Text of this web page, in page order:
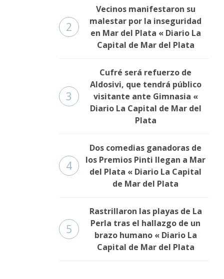
2
Vecinos manifestaron su
malestar por la inseguridad
en Mar del Plata « Diario La
Capital de Mar del Plata
3
Cufré será refuerzo de
Aldosivi, que tendrá público
visitante ante Gimnasia «
Diario La Capital de Mar del
Plata
4
Dos comedias ganadoras de
los Premios Pinti llegan a Mar
del Plata « Diario La Capital
de Mar del Plata
5
Rastrillaron las playas de La
Perla tras el hallazgo de un
brazo humano « Diario La
Capital de Mar del Plata